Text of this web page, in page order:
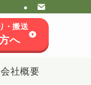
会社概要
・搬送
へ